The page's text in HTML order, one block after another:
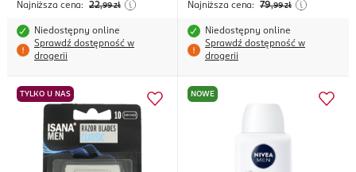
Najniższa cena: 22,99 zł
Niedostępny online
Sprawdź dostępność w
drogerii
Najniższa cena: 79,99 zł
Niedostępny online
Sprawdź dostępność w
drogerii
TYLKO U NAS NOWE